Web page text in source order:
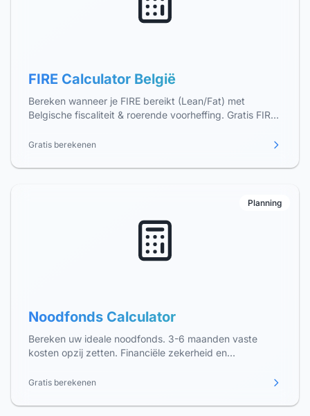
FIRE Calculator België
Bereken wanneer je FIRE bereikt (Lean/Fat) met
Belgische fiscaliteit & roerende voorheffing. Gratis FIRE
Gratis berekenen
Planning
Noodfonds Calculator
Bereken uw ideale noodfonds. 3-6 maanden vaste
kosten opzij zetten. Financiële zekerheid en
Gratis berekenen